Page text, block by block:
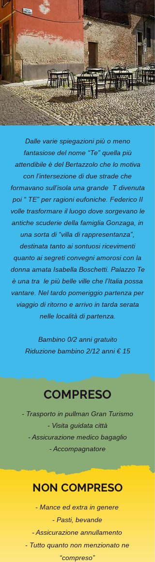
Dalle varie spiegazioni più o meno
fantasiose del nome “Te” quella più
attendibile è del Bertazzolo che lo motiva
con l’intersezione di due strade che
formavano sull’isola una grande T divenuta
poi “ TE” per ragioni eufoniche. Federico II
volle trasformare il luogo dove sorgevano le
antiche scuderie della famiglia Gonzaga, in
una sorta di “villa di rappresentanza”,
destinata tanto ai sontuosi ricevimenti
quanto ai segreti convegni amorosi con la
donna amata Isabella Boschetti. Palazzo Te
è una tra le più belle ville che l’Italia possa
vantare. Nel tardo pomeriggio partenza per
viaggio di ritorno e arrivo in tarda serata
nelle località di partenza.
Bambino 0/2 anni gratuito
Riduzione bambino 2/12 anni € 15
COMPRESO
- Trasporto in pullman Gran Turismo
- Visita guidata città
- Assicurazione medico bagaglio
- Accompagnatore
NON COMPRESO
- Mance ed extra in genere
- Pasti, bevande
- Assicurazione annullamento
- Tutto quanto non menzionato ne
“compreso”